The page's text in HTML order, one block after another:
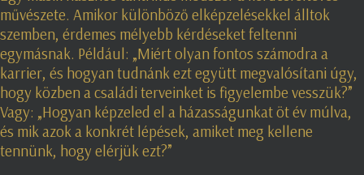
művészete. Amikor különböző elképzelésekkel álltok
szemben, érdemes mélyebb kérdéseket feltenni
egymásnak. Például: „Miért olyan fontos számodra a
karrier, és hogyan tudnánk ezt együtt megvalósítani úgy,
hogy közben a családi terveinket is figyelembe vesszük?”
Vagy: „Hogyan képzeled el a házasságunkat öt év múlva,
és mik azok a konkrét lépések, amiket meg kellene
tennünk, hogy elérjük ezt?”